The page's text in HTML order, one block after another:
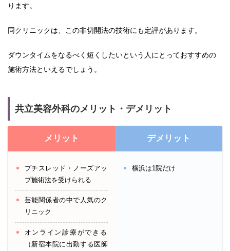
ります。
同クリニックは、この非切開法の技術にも定評があります。
ダウンタイムをなるべく短くしたいという人にとっておすすめの
施術方法といえるでしょう。
共立美容外科のメリット・デメリット
メリット
プチスレッド・ノーズアッ
プ施術法を受けられる
芸能関係者の中で人気のク
リニック
オンライン診療ができる
（新宿本院に出勤する医師
デメリット
横浜は1院だけ